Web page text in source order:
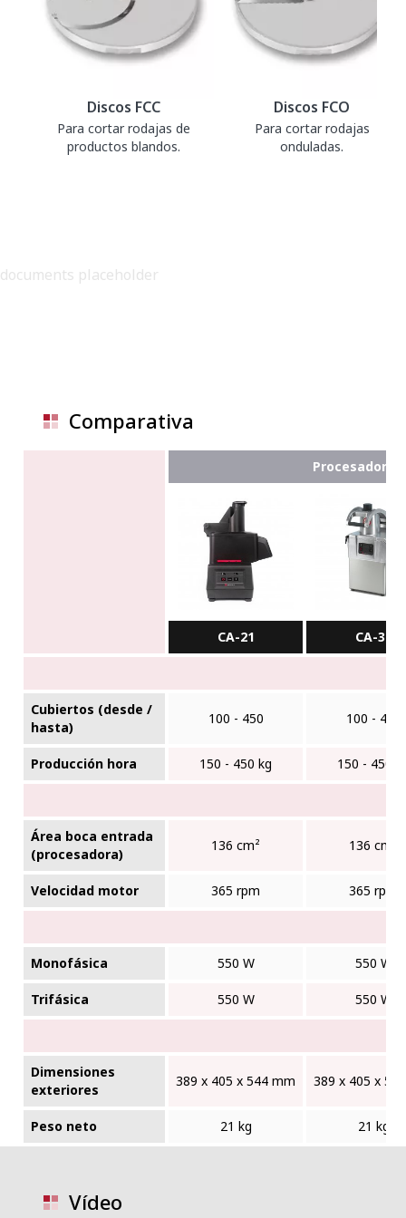
Discos FCC
Para cortar rodajas de
productos blandos.
Discos FCO
Para cortar rodajas
onduladas.
documents placeholder
Comparativa
Procesador
CA-21 CA-31
Cubiertos (desde /
hasta)
100 - 450 100 - 450
Producción hora 150 - 450 kg 150 - 450
Área boca entrada
(procesadora)
136 cm² 136 cm²
Velocidad motor 365 rpm 365 rpm
Monofásica 550 W 550 W
Trifásica 550 W 550 W
Dimensiones
exteriores
389 x 405 x 544 mm 389 x 405 x
Peso neto 21 kg 21 kg
Vídeo